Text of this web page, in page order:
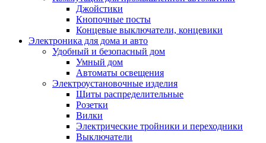
Джойстики
Кнопочные посты
Концевые выключатели, концевики
Электроника для дома и авто
Удобный и безопасный дом
Умный дом
Автоматы освещения
Электроустановочные изделия
Щиты распределительные
Розетки
Вилки
Электрические тройники и переходники
Выключатели